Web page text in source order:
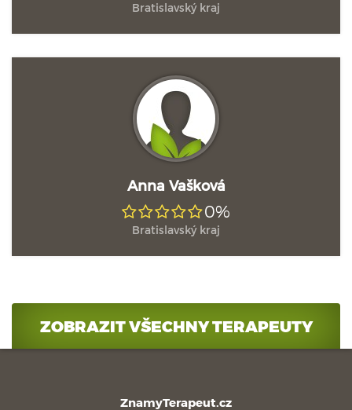
Bratislavský kraj
Anna Vašková
0%
Bratislavský kraj
ZOBRAZIT VŠECHNY TERAPEUTY
ZnamyTerapeut.cz